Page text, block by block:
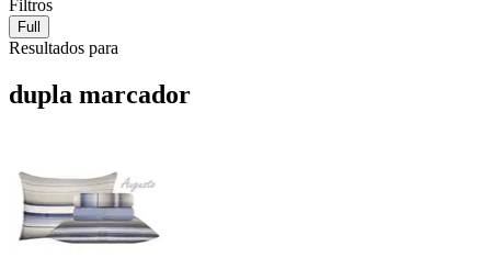
Filtros
Full
Resultados para
dupla marcador